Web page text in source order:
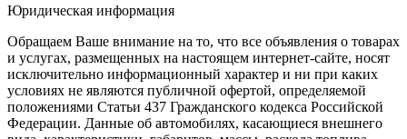
Юридическая информация
Обращаем Ваше внимание на то, что все объявления о товарах
и услугах, размещенных на настоящем интернет-сайте, носят
исключительно информационный характер и ни при каких
условиях не являются публичной офертой, определяемой
положениями Статьи 437 Гражданского кодекса Российской
Федерации. Данные об автомобилях, касающиеся внешнего